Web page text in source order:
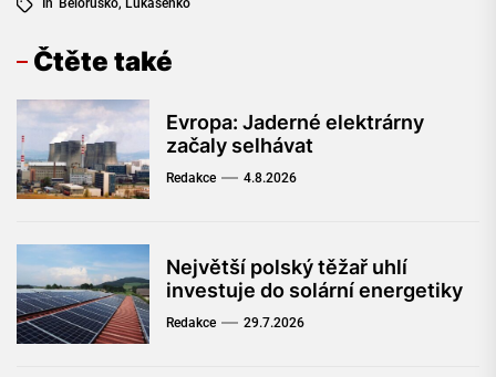
In Bělorusko, Lukašenko
Čtěte také
Evropa: Jaderné elektrárny
začaly selhávat
Redakce 4.8.2026
Největší polský těžař uhlí
investuje do solární energetiky
Redakce 29.7.2026